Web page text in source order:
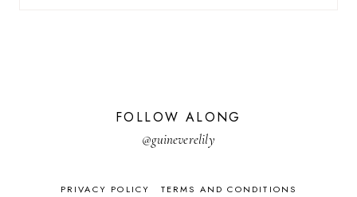
FOLLOW ALONG
@guineverelily
PRIVACY POLICY TERMS AND CONDITIONS